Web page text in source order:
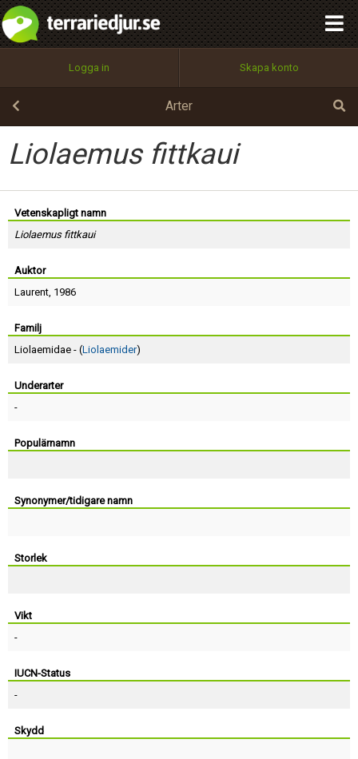
Logga in Skapa konto
Arter
Liolaemus fittkaui
Vetenskapligt namn
Liolaemus fittkaui
Auktor
Laurent, 1986
Familj
Liolaemidae - (Liolaemider)
Underarter
-
Populärnamn
Synonymer/tidigare namn
Storlek
Vikt
-
IUCN-Status
-
Skydd
Utför
100%
OK
integritetspolicy
Namn:
Epost:
Lösenord:
Terms of Service
Begär nytt lösenord
Tillbaka till förstasidan